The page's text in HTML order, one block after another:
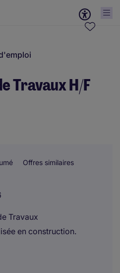
Travaux H/F
Offres similaires
Travaux
en construction.